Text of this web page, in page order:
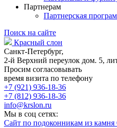
Партнерам
Партнерская
Поиск на сайте
Красный слон
Санкт-Петербург,
2-й Верхний переулок дом. 5,
Просим согласовывать
время визита по телефону
+7 (921) 936-18-36
+7 (812) 936-18-36
info@krslon.ru
Мы в соц сетях:
Сайт по подоконникам из камня